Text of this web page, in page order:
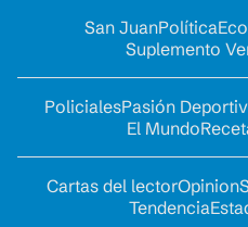
San JuanPolítica
Suplemento
PolicialesPasión
El Mundo
Cartas del lectorOpinion
Tendencia